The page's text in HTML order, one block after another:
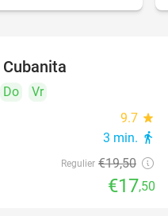
Do
Vr
9.7 star
3 min. directions_walk
Regulier €19,50
€17,50